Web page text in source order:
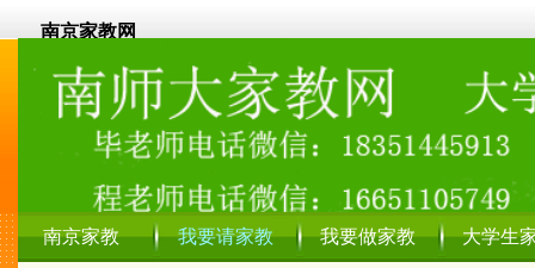
南京家教网
南京家教 我要请家教 我要做家教 大学生